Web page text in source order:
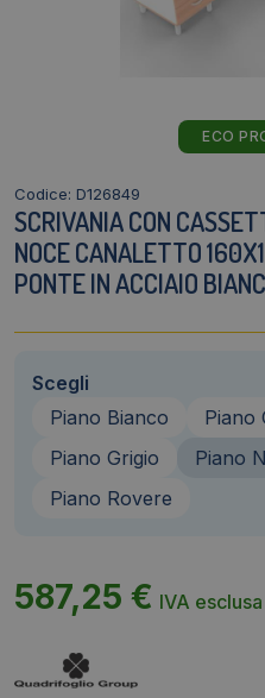
ECO
Codice: D126849
SCRIVANIA CON
NOCE CANALETTO
PONTE IN ACCIAIO
Scegli
Piano Bianco
Piano
Piano Grigio
Piano
Piano Rovere
587,25 € IVA esclusa